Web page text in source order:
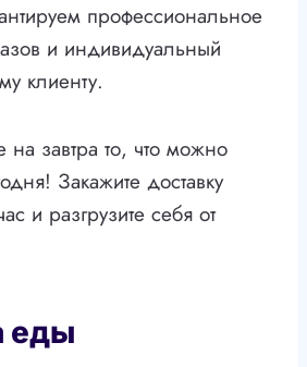
профессиональное
и индивидуальный
клиенту.
на завтра то, что можно
Закажите доставку
и разгрузите себя от
еды